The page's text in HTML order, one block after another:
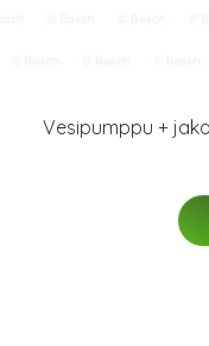
Vesipumppu +